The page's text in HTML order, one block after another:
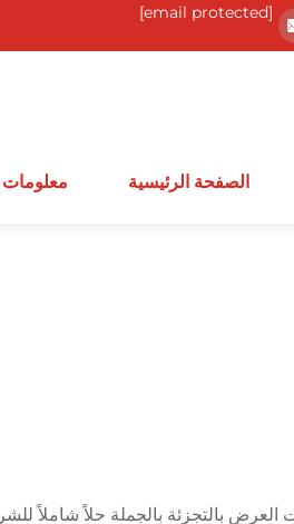
[email protected]
الصفحة الرئيسية معلومات
العرض بالتجزئة بالجملة حلاً شاملاً